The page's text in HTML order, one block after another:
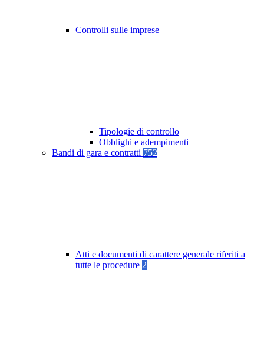
Controlli sulle imprese
Tipologie di controllo
Obblighi e adempimenti
Bandi di gara e contratti 752
Atti e documenti di carattere generale riferiti a
tutte le procedure 2